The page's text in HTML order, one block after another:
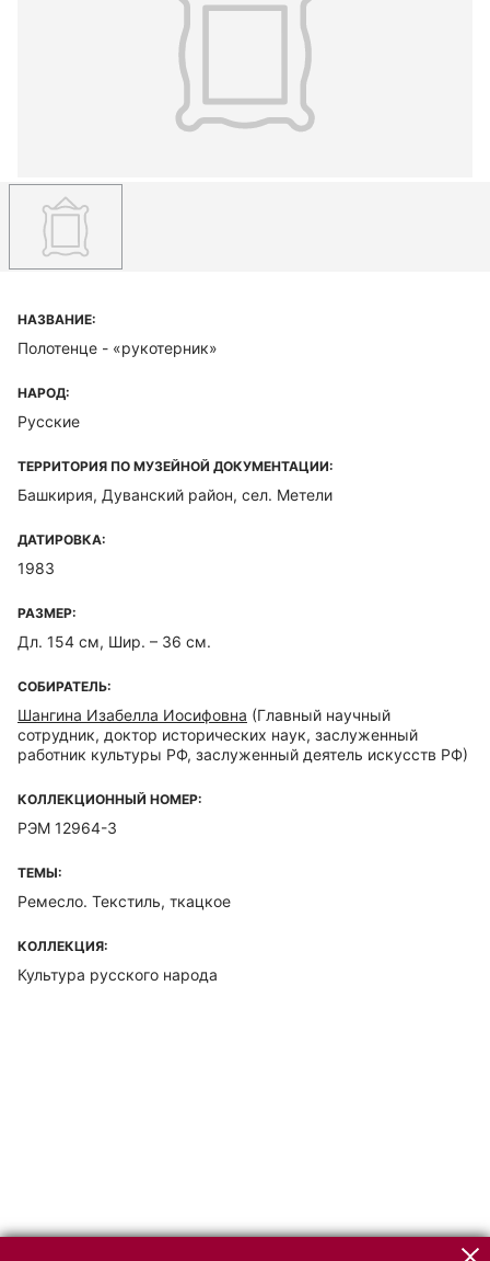
НАЗВАНИЕ:
Полотенце - «рукотерник»
НАРОД:
Русские
ТЕРРИТОРИЯ ПО МУЗЕЙНОЙ ДОКУМЕНТАЦИИ:
Башкирия, Дуванский район, сел. Метели
ДАТИРОВКА:
1983
РАЗМЕР:
Дл. 154 см, Шир. – 36 см.
СОБИРАТЕЛЬ:
Шангина Изабелла Иосифовна (Главный научный
сотрудник, доктор исторических наук, заслуженный
работник культуры РФ, заслуженный деятель искусств РФ)
КОЛЛЕКЦИОННЫЙ НОМЕР:
РЭМ 12964-3
ТЕМЫ:
Ремесло. Текстиль, ткацкое
КОЛЛЕКЦИЯ:
Культура русского народа